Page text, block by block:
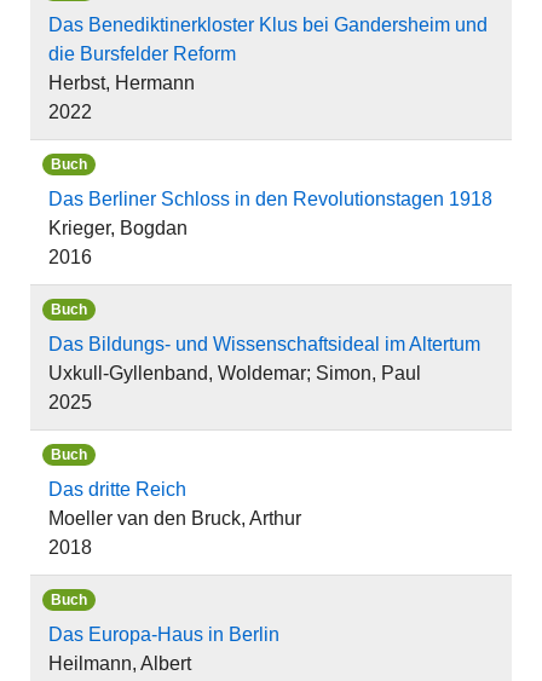
Das Benediktinerkloster Klus bei Gandersheim und
die Bursfelder Reform
Herbst, Hermann
2022
Buch
Das Berliner Schloss in den Revolutionstagen 1918
Krieger, Bogdan
2016
Buch
Das Bildungs- und Wissenschaftsideal im Altertum
Uxkull-Gyllenband, Woldemar; Simon, Paul
2025
Buch
Das dritte Reich
Moeller van den Bruck, Arthur
2018
Buch
Das Europa-Haus in Berlin
Heilmann, Albert